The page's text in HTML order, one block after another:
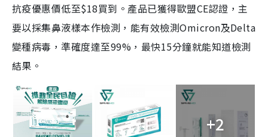
抗疫優惠價低至$18買到。產品已獲得歐盟CE認證，主
要以採集鼻液樣本作檢測，能有效檢測Omicron及Delta
變種病毒，準確度達至99%，最快15分鐘就能知道檢測
結果。
+2